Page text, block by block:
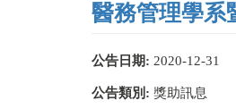
醫務管理學系
公告日期: 2020-12-31
公告類別: 獎助訊息